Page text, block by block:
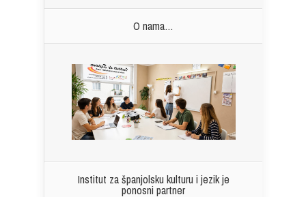
O nama…
Institut za španjolsku kulturu i jezik je
ponosni partner